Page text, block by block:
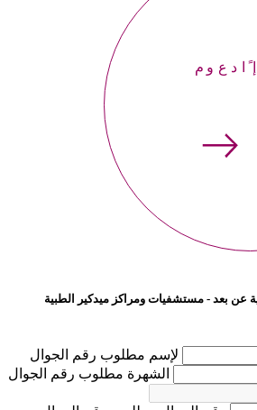
عن بعد - مستشفيات ومراكز ميدكير الطبية
لإسم مطلوب رقم الجوال
الشهرة مطلوب رقم الجوال